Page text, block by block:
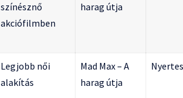
színésznő
akciófilmben
harag útja
Legjobb női
alakítás
Mad Max – A
harag útja
Nyertes